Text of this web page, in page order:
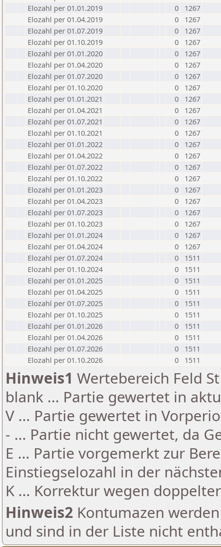
Elozahl per 01.01.2019
0
1267
Elozahl per 01.04.2019
0
1267
Elozahl per 01.07.2019
0
1267
Elozahl per 01.10.2019
0
1267
Elozahl per 01.01.2020
0
1267
Elozahl per 01.04.2020
0
1267
Elozahl per 01.07.2020
0
1267
Elozahl per 01.10.2020
0
1267
Elozahl per 01.01.2021
0
1267
Elozahl per 01.04.2021
0
1267
Elozahl per 01.07.2021
0
1267
Elozahl per 01.10.2021
0
1267
Elozahl per 01.01.2022
0
1267
Elozahl per 01.04.2022
0
1267
Elozahl per 01.07.2022
0
1267
Elozahl per 01.10.2022
0
1267
Elozahl per 01.01.2023
0
1267
Elozahl per 01.04.2023
0
1267
Elozahl per 01.07.2023
0
1267
Elozahl per 01.10.2023
0
1267
Elozahl per 01.01.2024
0
1267
Elozahl per 01.04.2024
0
1267
Elozahl per 01.07.2024
0
1511
Elozahl per 01.10.2024
0
1511
Elozahl per 01.01.2025
0
1511
Elozahl per 01.04.2025
0
1511
Elozahl per 01.07.2025
0
1511
Elozahl per 01.10.2025
0
1511
Elozahl per 01.01.2026
0
1511
Elozahl per 01.04.2026
0
1511
Elozahl per 01.07.2026
0
1511
Elozahl per 01.10.2026
0 1511
Hinweis1 Wertebereich Feld
blank ... Partie gewertet in
V ... Partie gewertet in
- ... Partie nicht gewertet, da
E ... Partie vorgemerkt zur
Einstiegselozahl in der
K ... Korrektur wegen
Hinweis2 Kontumazen
und sind in der Liste nicht